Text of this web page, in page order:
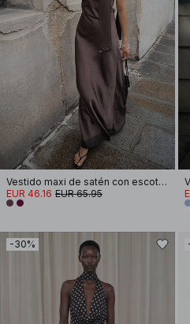
Vestido maxi de satén con escote redondo y pañuelo
EUR 46.16 EUR 65.95
-30%